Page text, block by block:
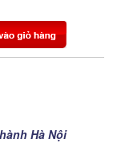
Hà Nội